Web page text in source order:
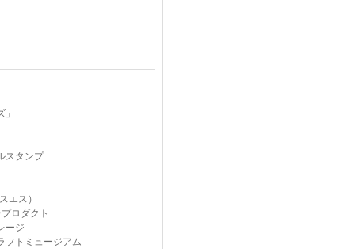
スタンプ
エス）
ロダクト
ージ
フトミュージアム